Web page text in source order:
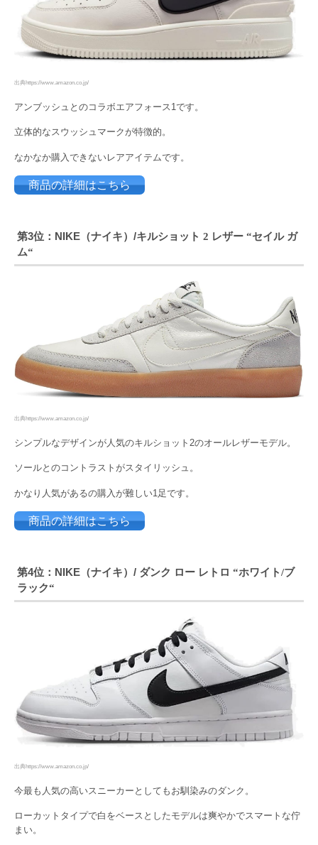
出典https://www.amazon.co.jp/
アンブッシュとのコラボエアフォース1です。
立体的なスウッシュマークが特徴的。
なかなか購入できないレアアイテムです。
商品の詳細はこちら
第3位：NIKE（ナイキ）/キルショット 2 レザー “セイル ガ
ム“
出典https://www.amazon.co.jp/
シンプルなデザインが人気のキルショット2のオールレザーモデル。
ソールとのコントラストがスタイリッシュ。
かなり人気があるの購入が難しい1足です。
商品の詳細はこちら
第4位：NIKE（ナイキ）/ ダンク ロー レトロ “ホワイト/ブ
ラック“
出典https://www.amazon.co.jp/
今最も人気の高いスニーカーとしてもお馴染みのダンク。
ローカットタイプで白をベースとしたモデルは爽やかでスマートな佇
まい。